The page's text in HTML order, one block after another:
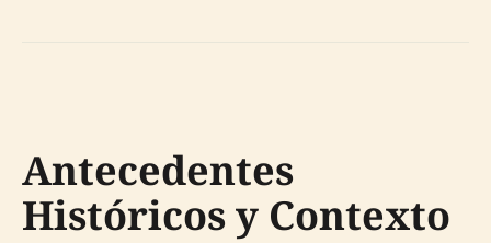
Antecedentes
Históricos y Contexto